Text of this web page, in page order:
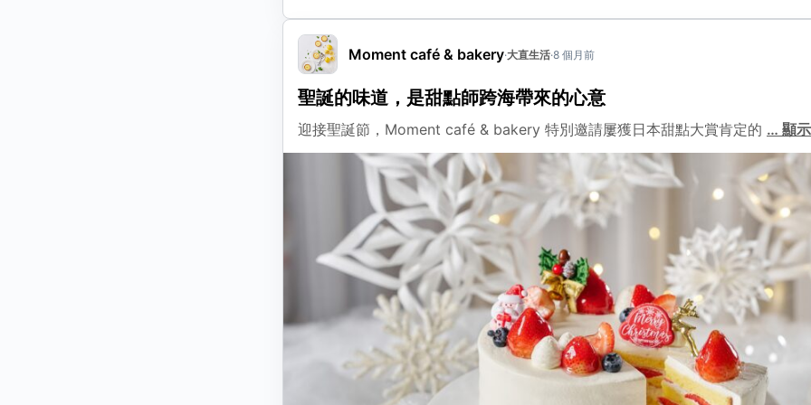
Moment café & bakery·大直生活·8 個月前
聖誕的味道，是甜點師跨海帶來的心意
迎接聖誕節，Moment café & bakery 特別邀請屢獲日本甜點大賞肯定的 … 顯